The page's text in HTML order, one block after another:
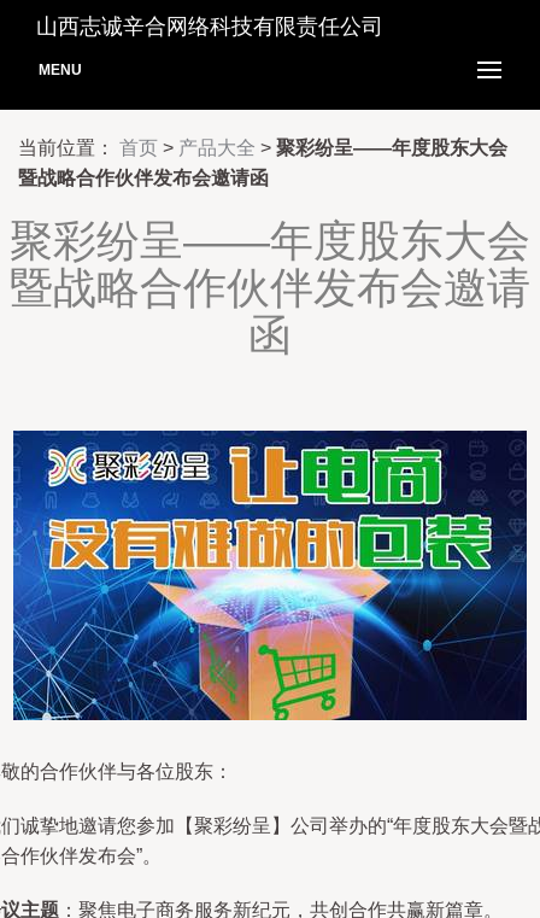
山西志诚辛合网络科技有限责任公司
MENU
当前位置： 首页 > 产品大全 > 聚彩纷呈——年度股东大会
暨战略合作伙伴发布会邀请函
聚彩纷呈——年度股东大会
暨战略合作伙伴发布会邀请
函
的合作伙伴与各位股东：
诚挚地邀请您参加【聚彩纷呈】公司举办的“年度股东大会暨
作伙伴发布会”。
主题 ：聚焦电子商务服务新纪元，共创合作共赢新篇章。